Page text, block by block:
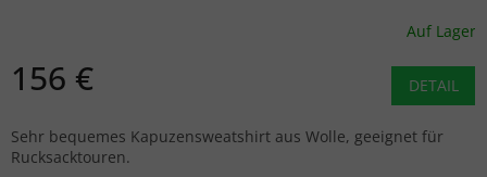
Auf Lager
156 € DETAIL
Sehr bequemes Kapuzensweatshirt aus Wolle, geeignet für
Rucksacktouren.